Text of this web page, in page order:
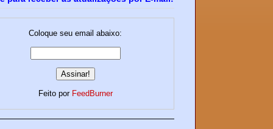
Coloque seu email abaixo:
Feito por FeedBurner